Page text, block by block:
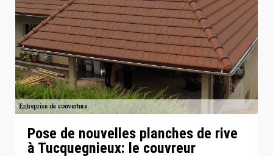
Pose de nouvelles planches de rive
à Tucquegnieux: le couvreur